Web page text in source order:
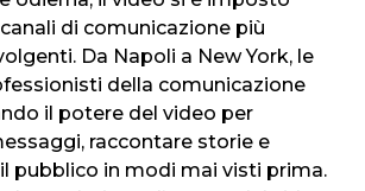
di comunicazione più
Da Napoli a New York, le
della comunicazione
il potere del video per
raccontare storie e
pubblico in modi mai visti prima.